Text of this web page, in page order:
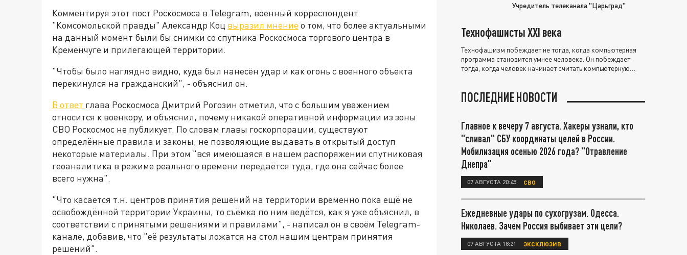
Комментируя этот пост Роскосмоса в Telegram, военный корреспондент
"Комсомольской правды" Александр Коц выразил мнение о том, что более актуальными
на данный момент были бы снимки со спутника Роскосмоса торгового центра в
Кременчуге и прилегающей территории.
"Чтобы было наглядно видно, куда был нанесён удар и как огонь с военного объекта
перекинулся на гражданский", - объяснил он.
В ответ глава Роскосмоса Дмитрий Рогозин отметил, что с большим уважением
относится к военкору, и объяснил, почему никакой оперативной информации из зоны
СВО Роскосмос не публикует. По словам главы госкорпорации, существуют
определённые правила и законы, не позволяющие выдавать в открытый доступ
некоторые материалы. При этом "вся имеющаяся в нашем распоряжении спутниковая
геоаналитика в режиме реального времени передаётся туда, где она сейчас более
всего нужна".
"Что касается т.н. центров принятия решений на территории временно пока ещё не
освобождённой территории Украины, то съёмка по ним ведётся, как я уже объяснил, в
соответствии с принятыми решениями и правилами", - написал он в своём Telegram-
канале, добавив, что "её результаты ложатся на стол нашим центрам принятия
решений".
Учредитель телеканала "Царьград"
Технофашисты XXI века
Технофашизм побеждает не тогда, когда компьютерная
программа становится умнее человека. Он побеждает
тогда, когда человек начинает считать компьютерную
ПОСЛЕДНИЕ НОВОСТИ
Главное к вечеру 7 августа. Хакеры узнали, кто
"сливал" СБУ координаты целей в России.
Мобилизация осенью 2026 года? "Отравление
Днепра"
07 АВГУСТА 20:45 СВО
Ежедневные удары по сухогрузам. Одесса.
Николаев. Зачем Россия выбивает эти цели?
07 АВГУСТА 18:21 ЭКСКЛЮЗИВ